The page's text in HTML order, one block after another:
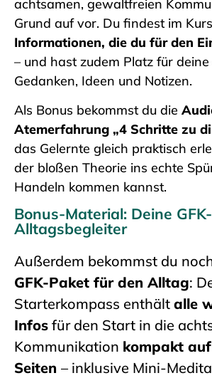
achtsamen, gewaltfreien
Grund auf vor. Du findest im
Informationen, die du für den
– und hast zudem Platz für
Gedanken, Ideen und Notizen.
Als Bonus bekommst du die
Atemerfahrung „4 Schritte zu
das Gelernte gleich praktisch
der bloßen Theorie ins echte
Handeln kommen kannst.
Bonus-Material: Deine GFK-
Alltagsbegleiter
Außerdem bekommst du
GFK-Paket für den Alltag:
Starterkompass enthält alle
Infos für den Start in die
Kommunikation kompakt
Seiten – inklusive Mini-